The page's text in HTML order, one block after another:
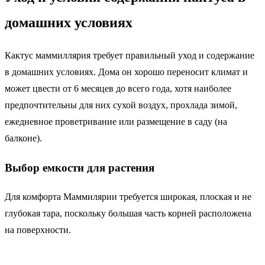
домашних условиях
Кактус маммиллярия требует правильный уход и содержание
в домашних условиях. Дома он хорошо переносит климат и
может цвести от 6 месяцев до всего года, хотя наиболее
предпочтительны для них сухой воздух, прохлада зимой,
ежедневное проветривание или размещение в саду (на
балконе).
Выбор емкости для растения
Для комфорта Маммилярии требуется широкая, плоская и не
глубокая тара, поскольку большая часть корней расположена
на поверхности.